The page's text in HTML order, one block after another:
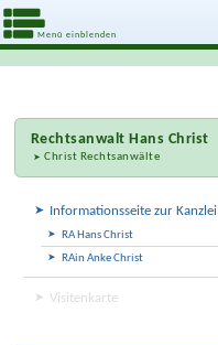
Menü einblenden
RechtsanwaltHans Christ
Christ Rechtsanwälte
Informationsseite zur Kanzlei
RA Hans Christ
RAin Anke Christ
Visitenkarte